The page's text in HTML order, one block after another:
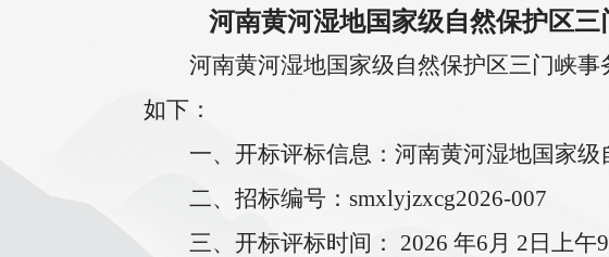
河南黄河湿地国家级自然保护区三
河南黄河湿地国家级自然保护区三门峡事
如下：
一、 开标评标信息： 河南黄河湿地国家
二、 招标编号： smxlyjzxcg2026-007
三、 开标评标时间： 2026 年6月 2 日 上午